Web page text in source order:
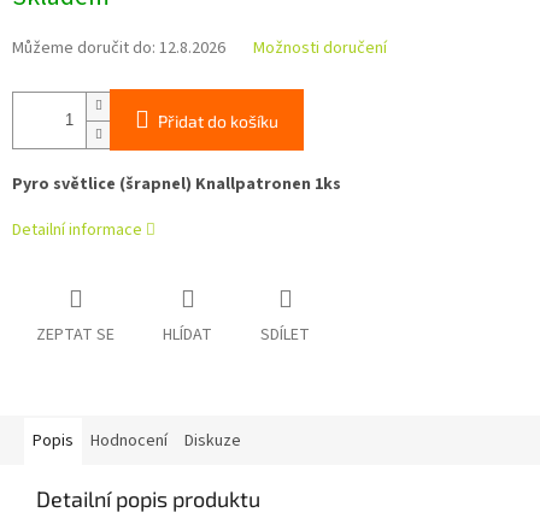
Můžeme doručit do: 12.8.2026 Možnosti doručení
Přidat do košíku
Pyro světlice (šrapnel) Knallpatronen 1ks
Detailní informace
ZEPTAT SE HLÍDAT SDÍLET
Popis Hodnocení Diskuze
Detailní popis produktu